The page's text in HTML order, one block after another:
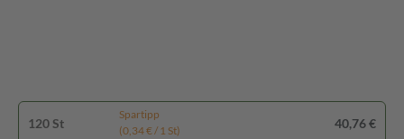
120 St
Spartipp
(0,34 € / 1 St)
40,76 €